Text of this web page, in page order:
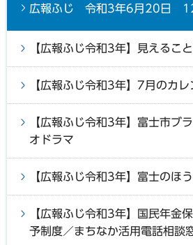
広報ふじ 令和3年6月20日
【広報ふじ令和3年】見えるこ
【広報ふじ令和3年】7月のカレ
【広報ふじ令和3年】富士市ブ
オドラマ
【広報ふじ令和3年】富士のほ
【広報ふじ令和3年】国民年金
予制度／まちなか活用電話相談